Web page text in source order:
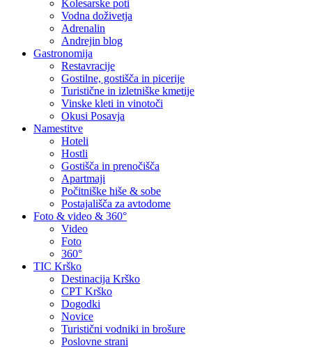
Kolesarske poti
Vodna doživetja
Adrenalin
Andrejin blog
Gastronomija
Restavracije
Gostilne, gostišča in picerije
Turistične in izletniške kmetije
Vinske kleti in vinotoči
Okusi Posavja
Namestitve
Hoteli
Hostli
Gostišča in prenočišča
Apartmaji
Počitniške hiše & sobe
Postajališča za avtodome
Foto & video & 360°
Video
Foto
360°
TIC Krško
Destinacija Krško
CPT Krško
Dogodki
Novice
Turistični vodniki in brošure
Poslovne strani